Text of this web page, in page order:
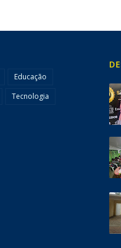
Educação
Tecnologia